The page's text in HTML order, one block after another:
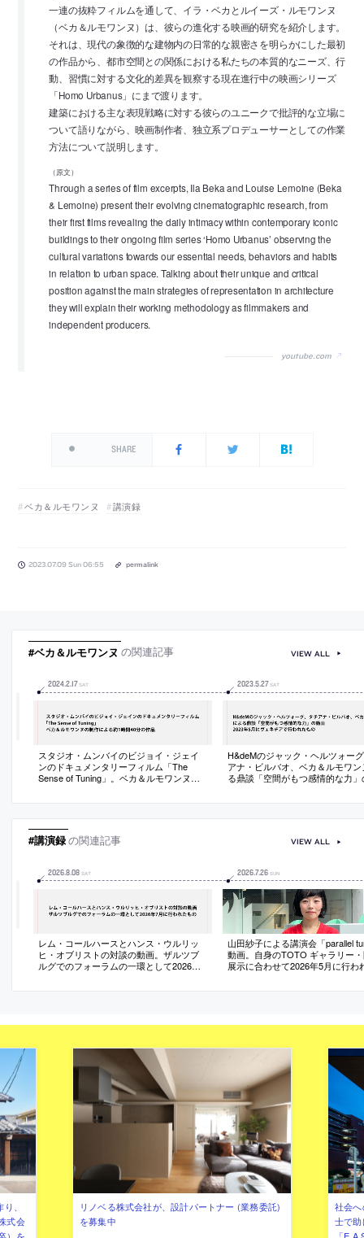
一連の抜粋フィルムを通して、イラ・ベカとルイーズ・ルモワンヌ
（ベカ＆ルモワンヌ）は、彼らの進化する映画的研究を紹介します。
それは、現代の象徴的な建物内の日常的な親密さを明らかにした最初
の作品から、都市空間との関係における私たちの本質的なニーズ、行
動、習慣に対する文化的差異を観察する現在進行中の映画シリーズ
「Homo Urbanus」にまで渡ります。
建築における主な表現戦略に対する彼らのユニークで批評的な立場に
ついて語りながら、映画制作者、独立系プロデューサーとしての作業
方法について説明します。
（原文）
Through a series of film excerpts, Ila Beka and Louise Lemoine (Beka
& Lemoine) present their evolving cinematographic research, from
their first films revealing the daily intimacy within contemporary iconic
buildings to their ongoing film series ‘Homo Urbanus’ observing the
cultural variations towards our essential needs, behaviors and habits
in relation to urban space. Talking about their unique and critical
position against the main strategies of representation in architecture
they will explain their working methodology as filmmakers and
independent producers.
youtube.com
SHARE
ベカ＆ルモワンヌ 講演録
2023.07.09 Sun 06:55 permalink
#ベカ＆ルモワンヌ の関連記事
2024.2.17 SAT
スタジオ・ムンバイのビジョイ・ジェイ
ンのドキュメンタリーフィルム「The
Sense of Tuning」。ベカ＆ルモワンヌの
2023.5.27 SAT
H&deMのジャック・ヘルツォー
アナ・ビルバオ、ベカ＆ルモワン
る鼎談「空間がもつ感情的な力」
の
VIEW ALL
#講演録の関連記事
2026.8.08 SAT
レム・コールハースとハンス・ウルリッ
ヒ・オブリストの対談の動画。ザルツブ
ルグでのフォーラムの一環として2026年7
2026.7.26 SUN
山田紗子による講演会「parallel
動画。自身のTOTO ギャラリー
展示に合わせて2026年5月に行わ
VIEW ALL
、
式会
）を
リノベる株式会社が、設計パートナー (業務委託)
を募集中
社会
士で
「